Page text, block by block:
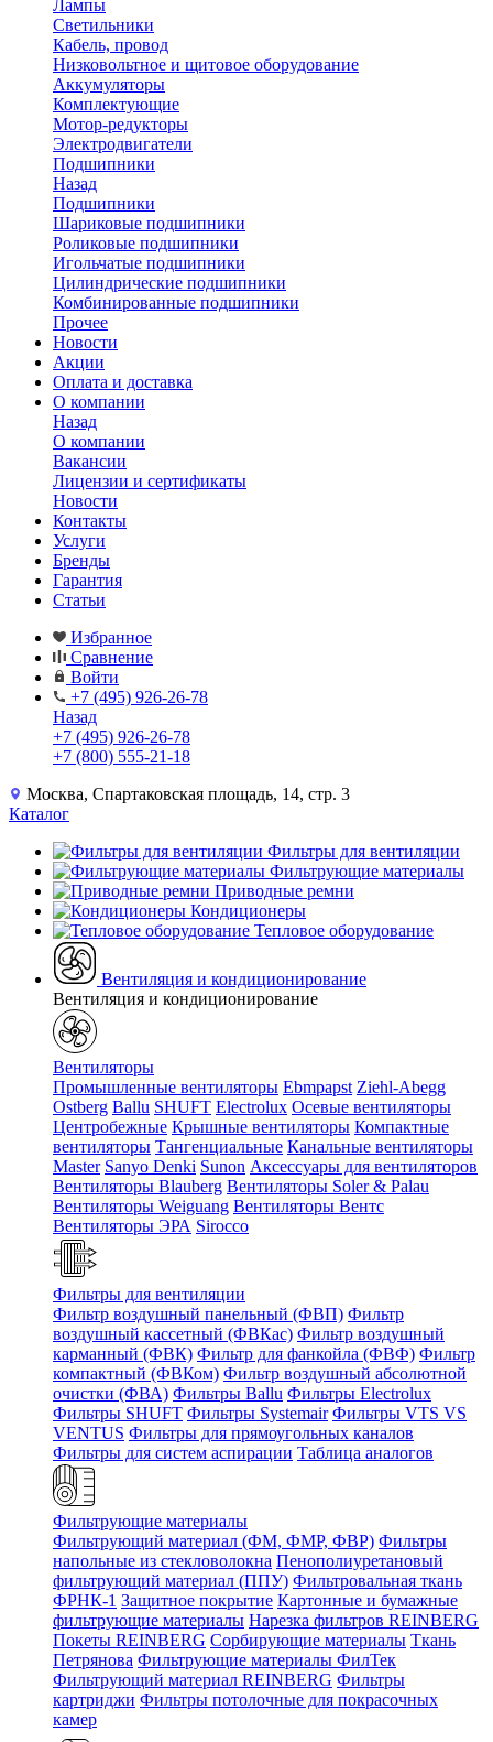
Лампы
Светильники
Кабель, провод
Низковольтное и щитовое оборудование
Аккумуляторы
Комплектующие
Мотор-редукторы
Электродвигатели
Подшипники
Назад
Подшипники
Шариковые подшипники
Роликовые подшипники
Игольчатые подшипники
Цилиндрические подшипники
Комбинированные подшипники
Прочее
Новости
Акции
Оплата и доставка
О компании
Назад
О компании
Вакансии
Лицензии и сертификаты
Новости
Контакты
Услуги
Бренды
Гарантия
Статьи
Избранное
Сравнение
Войти
+7 (495) 926-26-78
Назад
+7 (495) 926-26-78
+7 (800) 555-21-18
Москва, Спартаковская площадь, 14, стр. 3
Каталог
Фильтры для вентиляции
Фильтрующие материалы
Приводные ремни
Кондиционеры
Тепловое оборудование
Вентиляция и кондиционирование
Вентиляция и кондиционирование
Вентиляторы
Промышленные вентиляторы Ebmpapst Ziehl-Abegg
Ostberg Ballu SHUFT Electrolux Осевые вентиляторы
Центробежные Крышные вентиляторы Компактные
вентиляторы Тангенциальные Канальные вентиляторы
Master Sanyo Denki Sunon Аксессуары для вентиляторов
Вентиляторы Blauberg Вентиляторы Soler & Palau
Вентиляторы Weiguang Вентиляторы Вентс
Вентиляторы ЭРА Sirocco
Фильтры для вентиляции
Фильтр воздушный панельный (ФВП) Фильтр
воздушный кассетный (ФВКас) Фильтр воздушный
карманный (ФВК) Фильтр для фанкойла (ФВФ) Фильтр
компактный (ФВКом) Фильтр воздушный абсолютной
очистки (ФВА) Фильтры Ballu Фильтры Electrolux
Фильтры SHUFT Фильтры Systemair Фильтры VTS VS
VENTUS Фильтры для прямоугольных каналов
Фильтры для систем аспирации Таблица аналогов
Фильтрующие материалы
Фильтрующий материал (ФМ, ФМР, ФВР) Фильтры
напольные из стекловолокна Пенополиуретановый
фильтрующий материал (ППУ) Фильтровальная ткань
ФРНК-1 Защитное покрытие Картонные и бумажные
фильтрующие материалы Нарезка фильтров REINBERG
Покеты REINBERG Сорбирующие материалы Ткань
Петрянова Фильтрующие материалы ФилТек
Фильтрующий материал REINBERG Фильтры
картриджи Фильтры потолочные для покрасочных
камер